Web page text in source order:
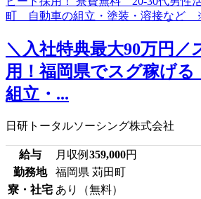
＼入社特典最大90万円／
用！福岡県でスグ稼げる
組立・...
日研トータルソーシング株式会社
給与 月収例 359,000円
勤務地
福岡県 苅田町
寮・社宅 あり（無料）